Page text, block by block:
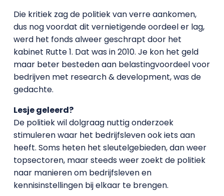
Die kritiek zag de politiek van verre aankomen,
dus nog voordat dit vernietigende oordeel er lag,
werd het fonds alweer geschrapt door het
kabinet Rutte 1. Dat was in 2010. Je kon het geld
maar beter besteden aan belastingvoordeel voor
bedrijven met research & development, was de
gedachte.
Lesje geleerd?
De politiek wil dolgraag nuttig onderzoek
stimuleren waar het bedrijfsleven ook iets aan
heeft. Soms heten het sleutelgebieden, dan weer
topsectoren, maar steeds weer zoekt de politiek
naar manieren om bedrijfsleven en
kennisinstellingen bij elkaar te brengen.